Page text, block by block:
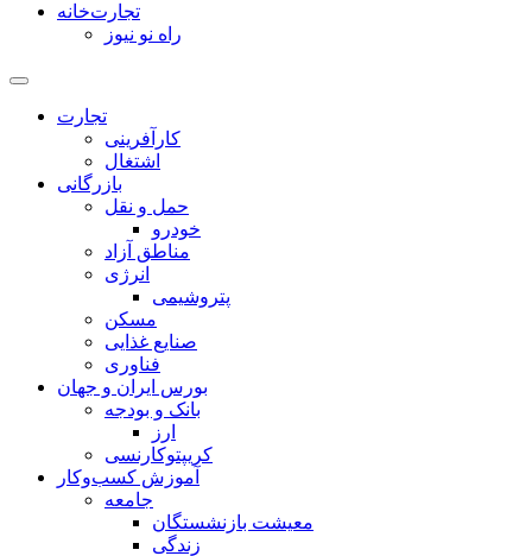
تجارت‌خانه
راه نو نیوز
تجارت
کارآفرینی
اشتغال
بازرگانی
حمل و نقل
خودرو
مناطق آزاد
انرژی
پتروشیمی
مسکن
صنایع غذایی
فناوری
بورس ایران و جهان
بانک و بودجه
ارز
کریپتوکارنسی
آموزش کسب‌وکار
جامعه
معیشت بازنشستگان
زندگی